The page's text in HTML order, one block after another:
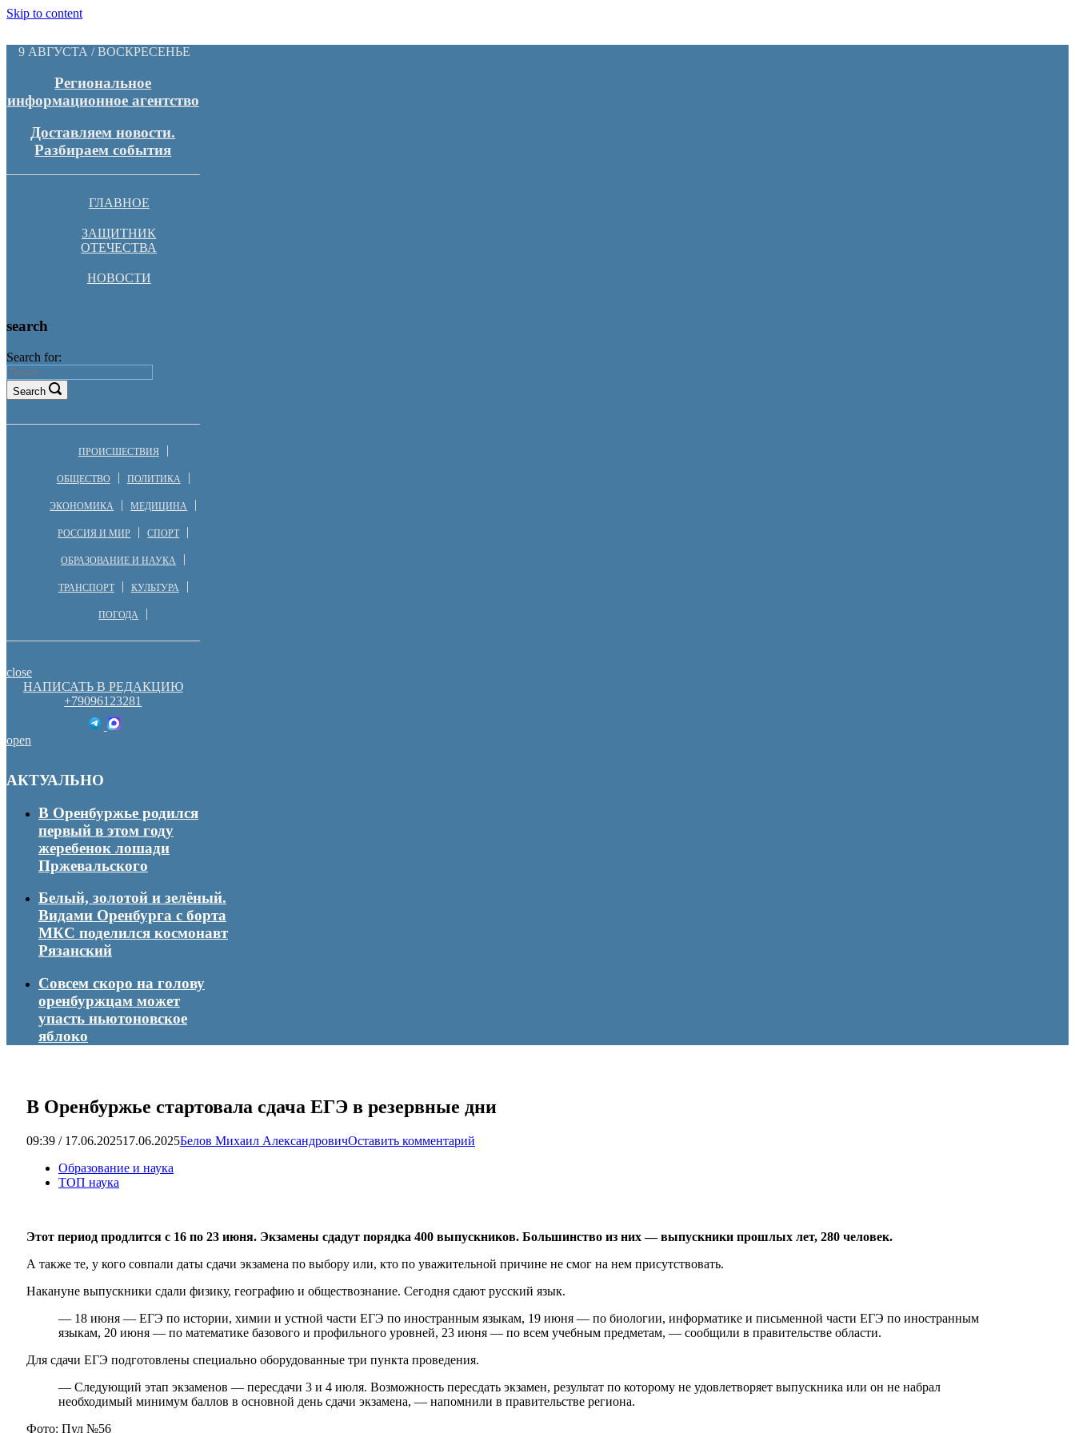
Skip to content
9 АВГУСТА / ВОСКРЕСЕНЬЕ
Региональное
информационное агентство
Доставляем новости.
Разбираем события
ГЛАВНОЕ
ЗАЩИТНИК
ОТЕЧЕСТВА
НОВОСТИ
search
Search for:
Search
ПРОИСШЕСТВИЯ
ОБЩЕСТВО ПОЛИТИКА
ЭКОНОМИКА МЕДИЦИНА
РОССИЯ И МИР СПОРТ
ОБРАЗОВАНИЕ И НАУКА
ТРАНСПОРТ КУЛЬТУРА
ПОГОДА
close
НАПИСАТЬ В РЕДАКЦИЮ
+79096123281
open
АКТУАЛЬНО
В Оренбуржье родился
первый в этом году
жеребенок лошади
Пржевальского
Белый, золотой и зелёный.
Видами Оренбурга с борта
МКС поделился космонавт
Рязанский
Совсем скоро на голову
оренбуржцам может
упасть ньютоновское
яблоко
В Оренбуржье стартовала сдача ЕГЭ в резервные дни
09:39 / 17.06.202517.06.2025Белов Михаил АлександровичОставить комментарий
Образование и наука
ТОП наука
Этот период продлится с 16 по 23 июня. Экзамены сдадут порядка 400 выпускников. Большинство из них — выпускники прошлых лет, 280 человек.
А также те, у кого совпали даты сдачи экзамена по выбору или, кто по уважительной причине не смог на нем присутствовать.
Накануне выпускники сдали физику, географию и обществознание. Сегодня сдают русский язык.
— 18 июня — ЕГЭ по истории, химии и устной части ЕГЭ по иностранным языкам, 19 июня — по биологии, информатике и письменной части ЕГЭ по иностранным
языкам, 20 июня — по математике базового и профильного уровней, 23 июня — по всем учебным предметам, — сообщили в правительстве области.
Для сдачи ЕГЭ подготовлены специально оборудованные три пункта проведения.
— Следующий этап экзаменов — пересдачи 3 и 4 июля. Возможность пересдать экзамен, результат по которому не удовлетворяет выпускника или он не набрал
необходимый минимум баллов в основной день сдачи экзамена, — напомнили в правительстве региона.
Фото: Пул №56